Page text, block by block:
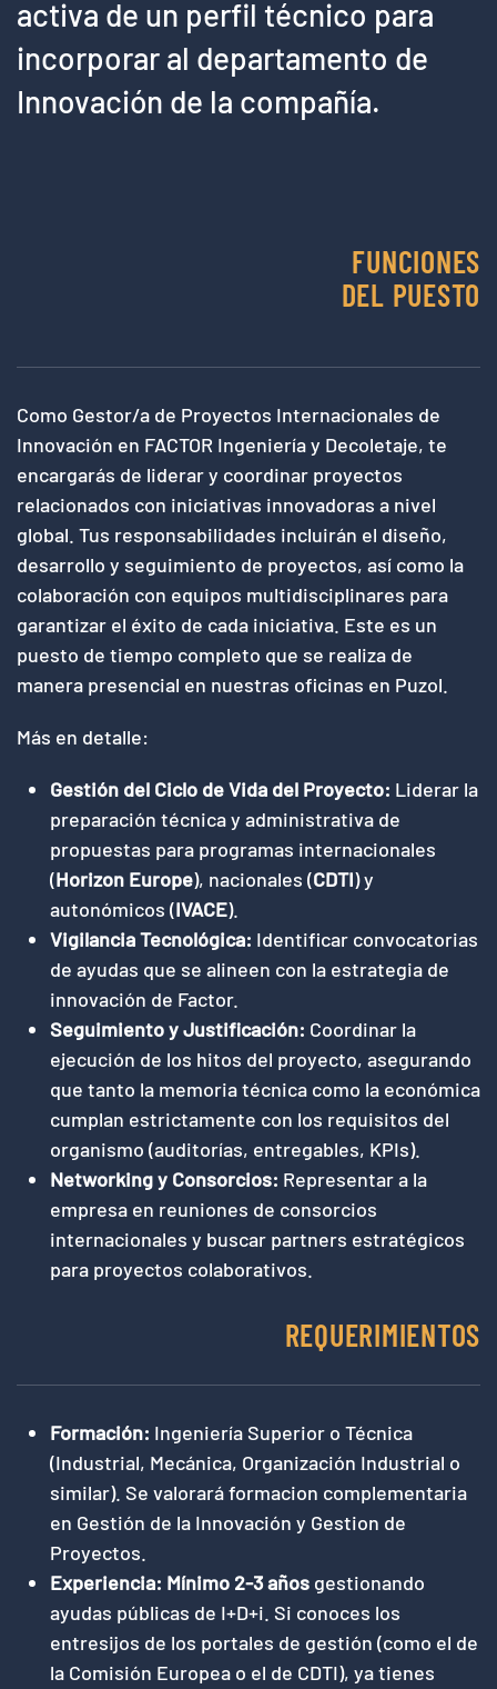
activa de un perfil técnico para
incorporar al departamento de
Innovación de la compañía.
FUNCIONES
DEL PUESTO
Como Gestor/a de Proyectos Internacionales de
Innovación en FACTOR Ingeniería y Decoletaje, te
encargarás de liderar y coordinar proyectos
relacionados con iniciativas innovadoras a nivel
global. Tus responsabilidades incluirán el diseño,
desarrollo y seguimiento de proyectos, así como la
colaboración con equipos multidisciplinares para
garantizar el éxito de cada iniciativa. Este es un
puesto de tiempo completo que se realiza de
manera presencial en nuestras oficinas en Puzol.
Más en detalle:
Gestión del Ciclo de Vida del Proyecto: Liderar la
preparación técnica y administrativa de
propuestas para programas internacionales
(Horizon Europe), nacionales (CDTI) y
autonómicos (IVACE).
Vigilancia Tecnológica: Identificar convocatorias
de ayudas que se alineen con la estrategia de
innovación de Factor.
Seguimiento y Justificación: Coordinar la
ejecución de los hitos del proyecto, asegurando
que tanto la memoria técnica como la económica
cumplan estrictamente con los requisitos del
organismo (auditorías, entregables, KPIs).
Networking y Consorcios: Representar a la
empresa en reuniones de consorcios
internacionales y buscar partners estratégicos
para proyectos colaborativos.
REQUERIMIENTOS
Formación: Ingeniería Superior o Técnica
(Industrial, Mecánica, Organización Industrial o
similar). Se valorará formacion complementaria
en Gestión de la Innovación y Gestion de
Proyectos.
Experiencia: Mínimo 2-3 años gestionando
ayudas públicas de I+D+i. Si conoces los
entresijos de los portales de gestión (como el de
la Comisión Europea o el de CDTI), ya tienes